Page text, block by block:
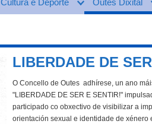
Cultura e Deporte Outes Dixital
LIBERDADE DE
O Concello de Outes adhírese, un ano
"LIBERDADE DE SER E SENTIR!"
participado co obxectivo de visibilizar a
orientación sexual e identidade de